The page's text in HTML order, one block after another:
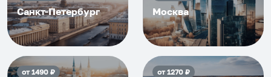
Санкт-Петербург Москва
от1490₽ от1270₽